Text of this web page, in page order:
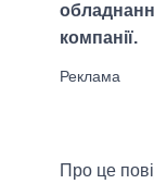
компанії.
Про це